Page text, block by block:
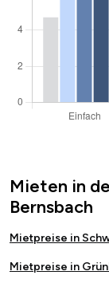
Mieten in
Bernsbach
Mietpreise in
Mietpreise in